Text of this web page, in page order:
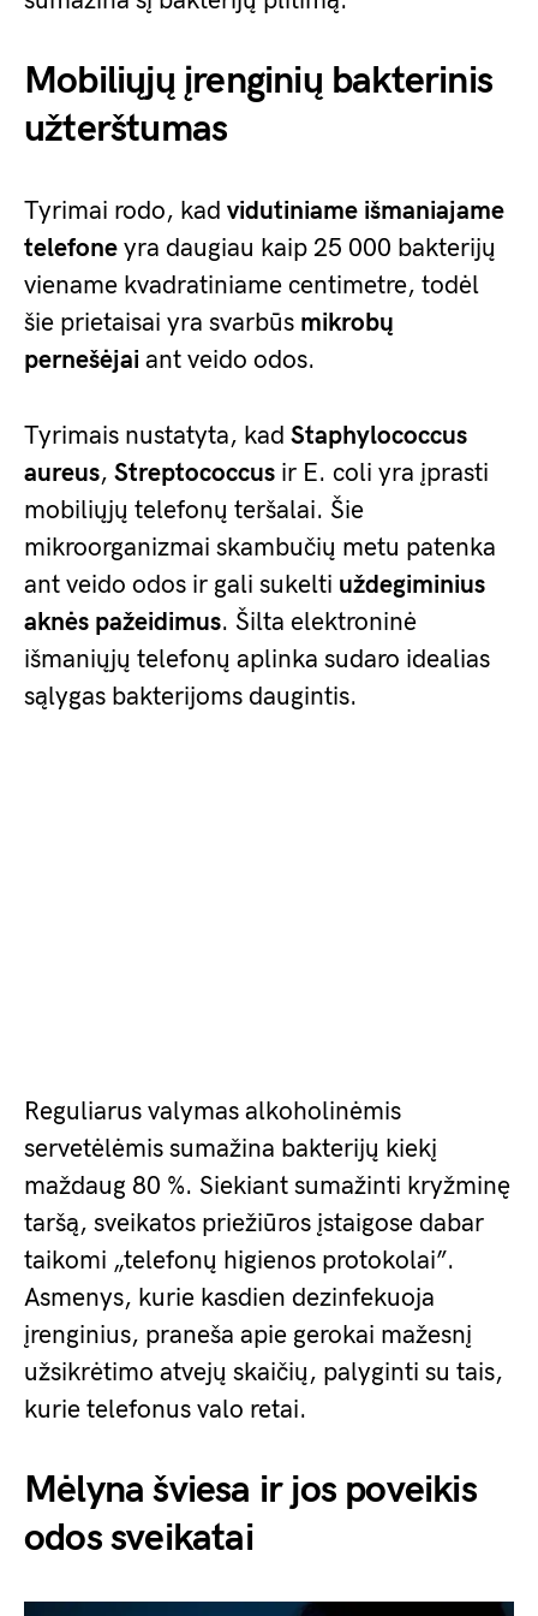
Mobiliųjų įrenginių bakterinis
užterštumas
Tyrimai rodo, kad vidutiniame išmaniajame
telefone yra daugiau kaip 25 000 bakterijų
viename kvadratiniame centimetre, todėl
šie prietaisai yra svarbūs mikrobų
pernešėjai ant veido odos.
Tyrimais nustatyta, kad Staphylococcus
aureus, Streptococcus ir E. coli yra įprasti
mobiliųjų telefonų teršalai. Šie
mikroorganizmai skambučių metu patenka
ant veido odos ir gali sukelti uždegiminius
aknės pažeidimus. Šilta elektroninė
išmaniųjų telefonų aplinka sudaro idealias
sąlygas bakterijoms daugintis.
Reguliarus valymas alkoholinėmis
servetėlėmis sumažina bakterijų kiekį
maždaug 80 %. Siekiant sumažinti kryžminę
taršą, sveikatos priežiūros įstaigose dabar
taikomi „telefonų higienos protokolai”.
Asmenys, kurie kasdien dezinfekuoja
įrenginius, praneša apie gerokai mažesnį
užsikrėtimo atvejų skaičių, palyginti su tais,
kurie telefonus valo retai.
Mėlyna šviesa ir jos poveikis
odos sveikatai